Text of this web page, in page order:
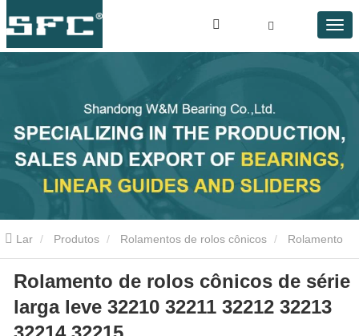
Lar Produtos Rolamentos de rolos cônicos
de rolos cônicos de série larga leve 32210 32211 32212 32213
32214 32215
Rolamento de rolos cônicos de série
larga leve 32210 32211 32212 32213